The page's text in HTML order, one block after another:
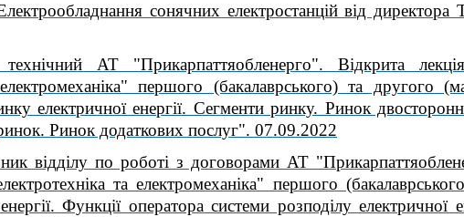
сонячних електростанцій від
технічний АТ "Прикарпаттяобленерго". Відкрита
першого (бакалаврського) та другого
електричної енергії. Сегменти ринку. Ринок
Ринок додаткових послуг". 07.09.2022
відділу по роботі з договорами АТ
та електромеханіка" першого
Функції оператора системи розподілу електричної